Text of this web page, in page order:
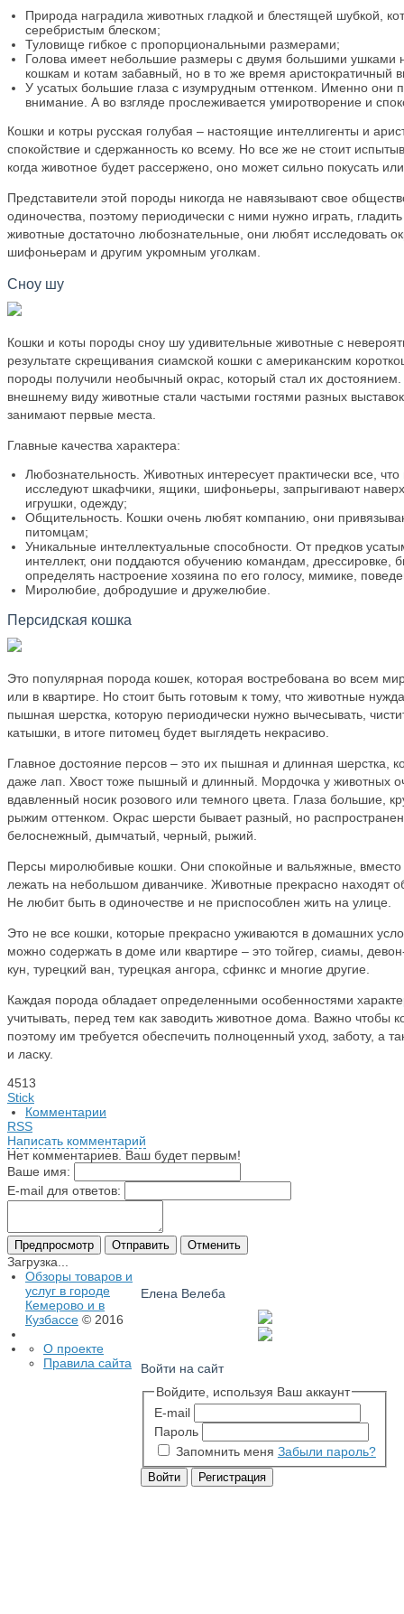
Природа наградила животных гладкой и блестящей шубкой,
серебристым блеском;
Туловище гибкое с пропорциональными размерами;
Голова имеет небольшие размеры с двумя большими
кошкам и котам забавный, но в то же время аристократичный
У усатых большие глаза с изумрудным оттенком. Именно они
внимание. А во взгляде прослеживается умиротворение и
Кошки и котры русская голубая – настоящие интеллигенты и
спокойствие и сдержанность ко всему. Но все же не стоит
когда животное будет рассержено, оно может сильно покусать
Представители этой породы никогда не навязывают свое
одиночества, поэтому периодически с ними нужно играть,
животные достаточно любознательные, они любят исследовать
шифоньерам и другим укромным уголкам.
Сноу шу
Кошки и коты породы сноу шу удивительные животные с
результате скрещивания сиамской кошки с американским
породы получили необычный окрас, который стал их
внешнему виду животные стали частыми гостями разных
занимают первые места.
Главные качества характера:
Любознательность. Животных интересует практически все,
исследуют шкафчики, ящики, шифоньеры, запрыгивают
игрушки, одежду;
Общительность. Кошки очень любят компанию, они
питомцам;
Уникальные интеллектуальные способности. От предков
интеллект, они поддаются обучению командам, дрессировке,
определять настроение хозяина по его голосу, мимике,
Миролюбие, добродушие и дружелюбие.
Персидская кошка
Это популярная порода кошек, которая востребована во всем
или в квартире. Но стоит быть готовым к тому, что животные
пышная шерстка, которую периодически нужно вычесывать,
катышки, в итоге питомец будет выглядеть некрасиво.
Главное достояние персов – это их пышная и длинная шерстка,
даже лап. Хвост тоже пышный и длинный. Мордочка у животных
вдавленный носик розового или темного цвета. Глаза большие,
рыжим оттенком. Окрас шерсти бывает разный, но
белоснежный, дымчатый, черный, рыжий.
Персы миролюбивые кошки. Они спокойные и вальяжные, вместо
лежать на небольшом диванчике. Животные прекрасно находят
Не любит быть в одиночестве и не приспособлен жить на улице.
Это не все кошки, которые прекрасно уживаются в домашних
можно содержать в доме или квартире – это тойгер, сиамы,
кун, турецкий ван, турецкая ангора, сфинкс и многие другие.
Каждая порода обладает определенными особенностями
учитывать, перед тем как заводить животное дома. Важно чтобы
поэтому им требуется обеспечить полноценный уход, заботу, а
и ласку.
4513
Stick
Комментарии
RSS
Написать комментарий
Нет комментариев. Ваш будет первым!
Ваше имя:
E-mail для ответов:
Загрузка...
Елена Велеба
Войти на сайт
Войдите, используя Ваш аккаунт
E-mail
Пароль
Запомнить меня Забыли пароль?
Обзоры товаров и
услуг в городе
Кемерово и в
Кузбассе © 2016
О проекте
Правила сайта